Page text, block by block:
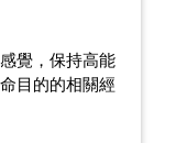
覺，保持高能
目的的相關經